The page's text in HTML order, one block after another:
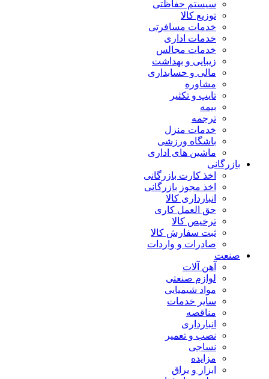
سیستم حفاظتی
توزیع کالا
خدمات مسافرتی
خدمات اداری
خدمات مجالس
زیبایی و بهداشت
مالی و حسابداری
مشاوره
تایپ و تکثیر
بیمه
ترجمه
خدمات منزل
باشگاه ورزشی
ماشین های اداری
بازرگانی
اخذ کارت بازرگانی
اخذ مجوز بازرگانی
انبارداری کالا
حق العمل کاری
ترخیص کالا
ثبت سفارش کالا
صادرات و واردات
صنعت
آهن آلات
لوازم صنعتی
مواد شیمیایی
سایر خدمات
مناقصه
انبارداری
نصب و تعمیر
نساجی
مزایده
ابزار و یراق